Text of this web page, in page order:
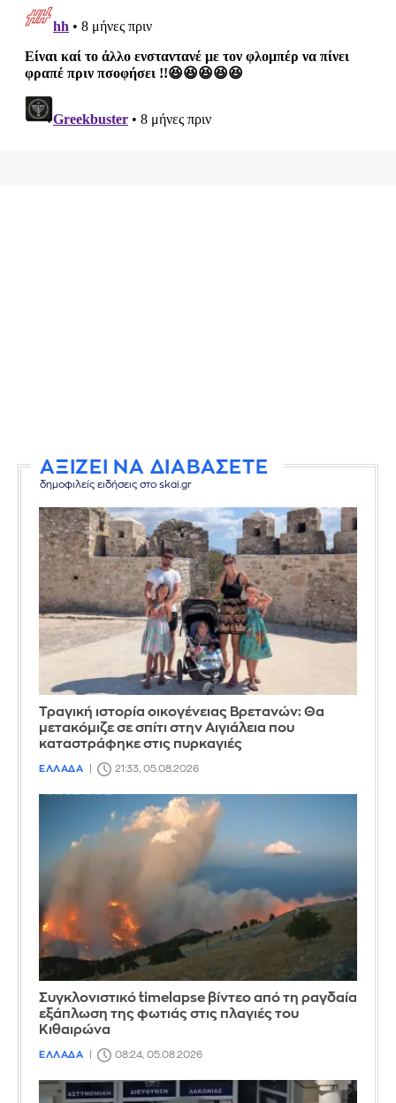
ΑΞΙΖΕΙ ΝΑ ΔΙΑΒΑΣΕΤΕ
δημοφιλείς ειδήσεις στο skai.gr
Τραγική ιστορία οικογένειας Βρετανών: Θα
μετακόμιζε σε σπίτι στην Αιγιάλεια που
καταστράφηκε στις πυρκαγιές
ΕΛΛΑΔΑ 21:33, 05.08.2026
Συγκλονιστικό timelapse βίντεο από τη ραγδαία
εξάπλωση της φωτιάς στις πλαγιές του
Κιθαιρώνα
ΕΛΛΑΔΑ 08:24, 05.08.2026